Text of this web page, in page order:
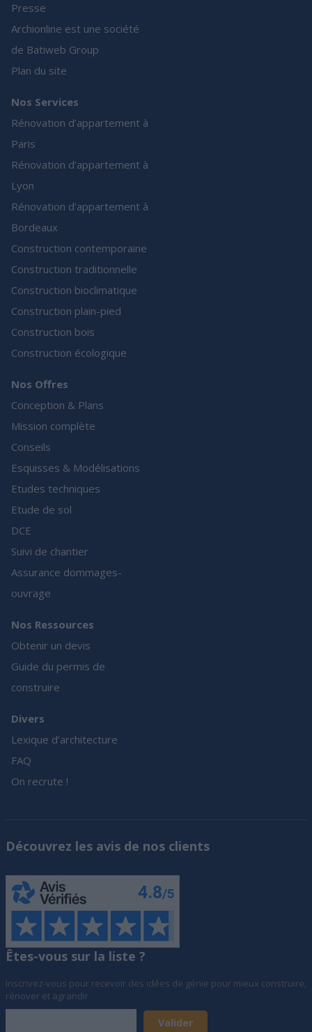
Presse
Archionline est une société
de Batiweb Group
Plan du site
Nos Services
Rénovation d’appartement à
Paris
Rénovation d’appartement à
Lyon
Rénovation d’appartement à
Bordeaux
Construction contemporaine
Construction traditionnelle
Construction bioclimatique
Construction plain-pied
Construction bois
Construction écologique
Nos Offres
Conception & Plans
Mission complète
Conseils
Esquisses & Modélisations
Etudes techniques
Etude de sol
DCE
Suivi de chantier
Assurance dommages-
ouvrage
Nos Ressources
Obtenir un devis
Guide du permis de
construire
Divers
Lexique d’architecture
FAQ
On recrute !
Découvrez les avis de nos clients
Êtes-vous sur la liste ?
Inscrivez-vous pour recevoir des idées de génie pour mieux construire,
rénover et agrandir